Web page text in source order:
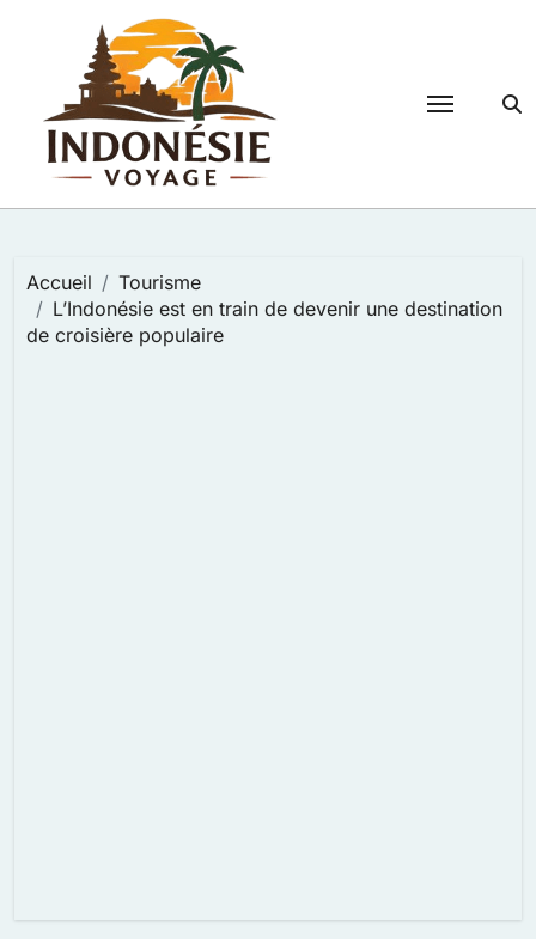
Accueil
Tourisme
L’Indonésie est en train de devenir une destination
de croisière populaire